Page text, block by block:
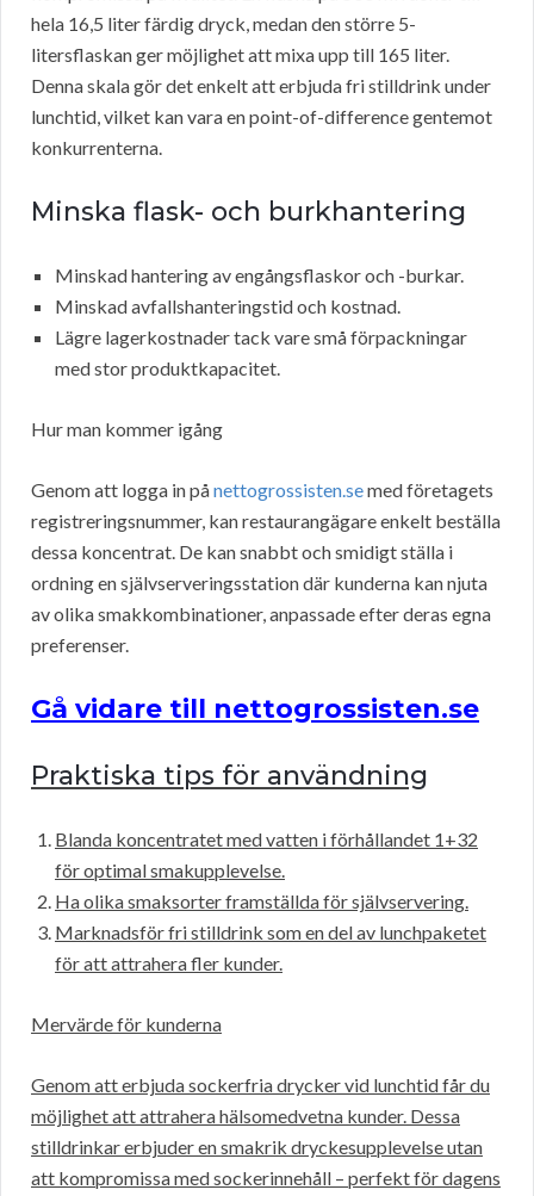
hela 16,5 liter färdig dryck, medan den större 5-
litersflaskan ger möjlighet att mixa upp till 165 liter.
Denna skala gör det enkelt att erbjuda fri stilldrink under
lunchtid, vilket kan vara en point-of-difference gentemot
konkurrenterna.
Minska flask- och burkhantering
Minskad hantering av engångsflaskor och -burkar.
Minskad avfallshanteringstid och kostnad.
Lägre lagerkostnader tack vare små förpackningar
med stor produktkapacitet.
Hur man kommer igång
Genom att logga in pånettogrossisten.semed företagets
registreringsnummer, kan restaurangägare enkelt beställa
dessa koncentrat. De kan snabbt och smidigt ställa i
ordning en självserveringsstation där kunderna kan njuta
av olika smakkombinationer, anpassade efter deras egna
preferenser.
Gå vidare till nettogrossisten.se
Praktiska tips för användning
Blanda koncentratet med vatten i förhållandet 1+32
för optimal smakupplevelse.
Ha olika smaksorter framställda för självservering.
Marknadsför fri stilldrink som en del av lunchpaketet
för att attrahera fler kunder.
Mervärde för kunderna
Genom att erbjuda sockerfria drycker vid lunchtid får du
möjlighet att attrahera hälsomedvetna kunder. Dessa
stilldrinkar erbjuder en smakrik dryckesupplevelse utan
att kompromissa med sockerinnehåll – perfekt för dagens